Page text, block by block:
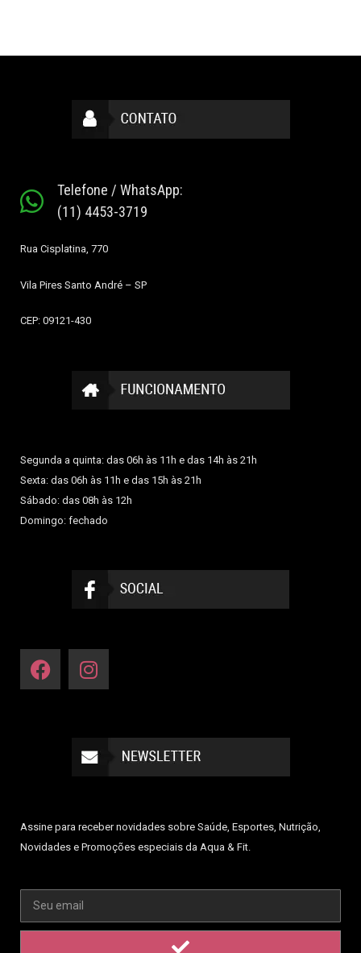
Telefone / WhatsApp:
(11) 4453-3719
Rua Cisplatina, 770
Vila Pires Santo André – SP
CEP: 09121-430
Segunda a quinta: das 06h às 11h e das 14h às 21h
Sexta: das 06h às 11h e das 15h às 21h
Sábado: das 08h às 12h
Domingo: fechado
Assine para receber novidades sobre Saúde, Esportes, Nutrição,
Novidades e Promoções especiais da Aqua & Fit.